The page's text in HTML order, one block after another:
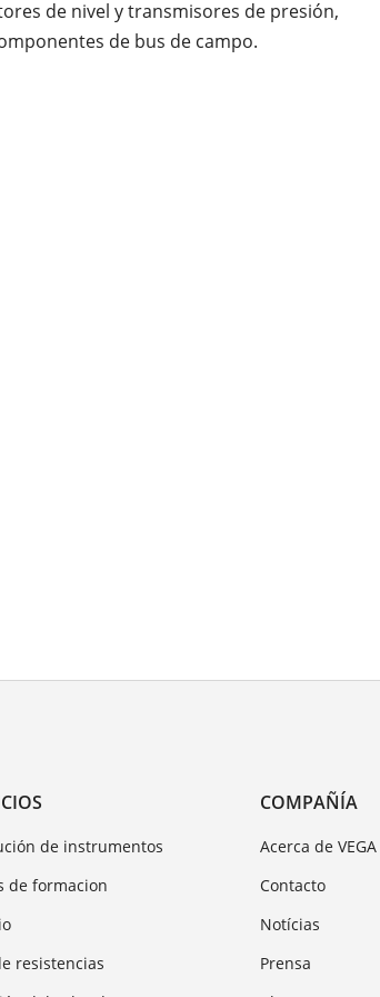
de nivel y transmisores de presión,
de bus de campo.
de instrumentos
de formacion
resistencias
COMPAÑÍA
Acerca de VEGA
Contacto
Notícias
Prensa